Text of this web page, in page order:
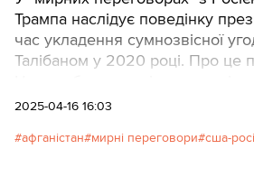
Трампа наслідує поведінку
час укладення сумнозвісної
Талібаном у 2020 році. Про це
Семиволос.
2025-04-16 16:03
афганістан мирні переговори сша-